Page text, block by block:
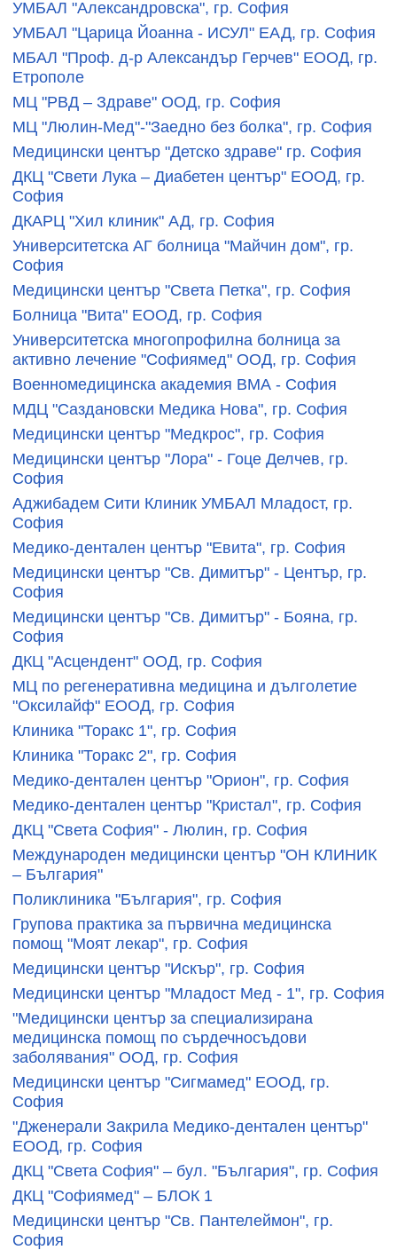
УМБАЛ "Александровска", гр. София
УМБАЛ "Царица Йоанна - ИСУЛ" ЕАД, гр. София
МБАЛ "Проф. д-р Александър Герчев" ЕООД, гр.
Етрополе
МЦ "РВД – Здраве" ООД, гр. София
МЦ "Люлин-Мед"-"Заедно без болка", гр. София
Медицински център "Детско здраве" гр. София
ДКЦ "Свети Лука – Диабетен център" ЕООД, гр.
София
ДКАРЦ "Хил клиник" АД, гр. София
Университетска АГ болница "Майчин дом", гр.
София
Медицински център "Света Петка", гр. София
Болница "Вита" ЕООД, гр. София
Университетска многопрофилна болница за
активно лечение "Софиямед" ООД, гр. София
Военномедицинска академия ВМА - София
МДЦ "Саздановски Медика Нова", гр. София
Медицински център "Медкрос", гр. София
Медицински център "Лора" - Гоце Делчев, гр.
София
Аджибадем Сити Клиник УМБАЛ Младост, гр.
София
Медико-дентален център "Евита", гр. София
Медицински център "Св. Димитър" - Център, гр.
София
Медицински център "Св. Димитър" - Бояна, гр.
София
ДКЦ "Асцендент" ООД, гр. София
МЦ по регенеративна медицина и дълголетие
"Оксилайф" ЕООД, гр. София
Клиника "Торакс 1", гр. София
Клиника "Торакс 2", гр. София
Медико-дентален център "Орион", гр. София
Медико-дентален център "Кристал", гр. София
ДКЦ "Света София" - Люлин, гр. София
Международен медицински център "ОН КЛИНИК
– България"
Поликлиника "България", гр. София
Групова практика за първична медицинска
помощ "Моят лекар", гр. София
Медицински център "Искър", гр. София
Медицински център "Младост Мед - 1", гр. София
"Медицински център за специализирана
медицинска помощ по сърдечносъдови
заболявания" ООД, гр. София
Медицински център "Сигмамед" ЕООД, гр.
София
"Дженерали Закрила Медико-дентален център"
ЕООД, гр. София
ДКЦ "Света София" – бул. "България", гр. София
ДКЦ "Софиямед" – БЛОК 1
Медицински център "Св. Пантелеймон", гр.
София